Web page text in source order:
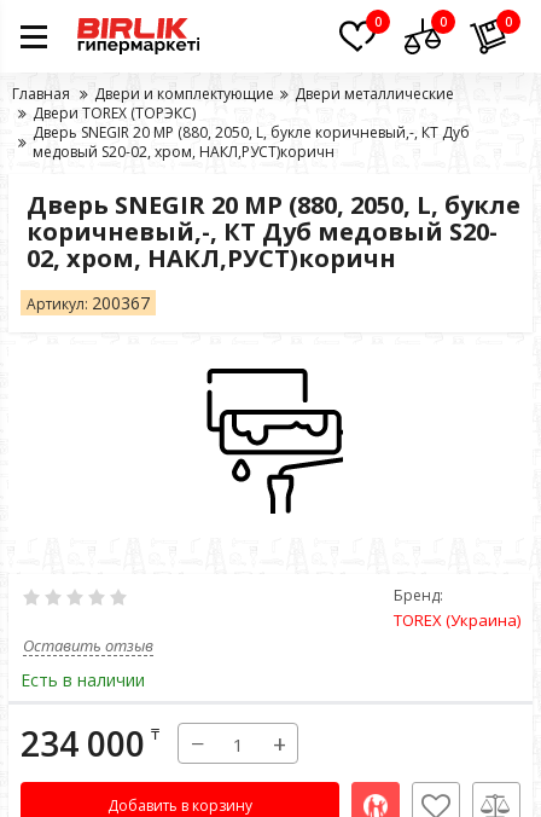
0 0 0
Главная Двери и комплектующие
Двери металлические
Двери TOREX (ТОРЭКС)
Дверь SNEGIR 20 MP (880, 2050, L, букле коричневый,-, КТ Дуб
медовый S20-02, хром, НАКЛ,РУСТ)коричн
Дверь SNEGIR 20 MP (880, 2050, L, букле
коричневый,-, КТ Дуб медовый S20-
02, хром, НАКЛ,РУСТ)коричн
Артикул: 200367
Бренд:
TOREX (Украина)
Оставить отзыв
Есть в наличии
234 000 ₸ − +
Добавить в корзину